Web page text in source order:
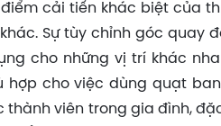
cải tiến khác biệt của
Sự tùy chỉnh góc quay
cho những vị trí khác
hợp cho việc dùng quạt
thành viên trong gia đình,